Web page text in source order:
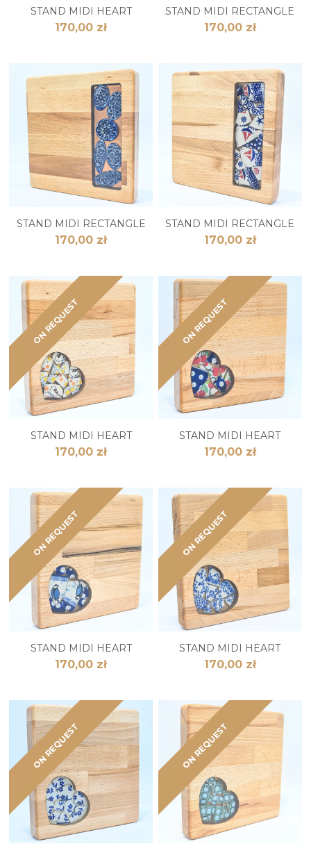
STAND MIDI HEART
170,00 zł
STAND MIDI RECTANGLE
170,00 zł
STAND MIDI RECTANGLE
170,00 zł
STAND MIDI RECTANGLE
170,00 zł
ON REQUEST
STAND MIDI HEART
170,00 zł
ON REQUEST
STAND MIDI HEART
170,00 zł
ON REQUEST
STAND MIDI HEART
170,00 zł
ON REQUEST
STAND MIDI HEART
170,00 zł
ON REQUEST ON REQUEST